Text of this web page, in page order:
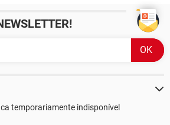
temporariamente indisponível